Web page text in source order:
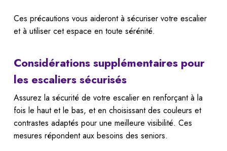
Ces précautions vous aideront à sécuriser votre escalier
et à utiliser cet espace en toute sérénité.
Considérations supplémentaires pour
les escaliers sécurisés
Assurez la sécurité de votre escalier en renforçant à la
fois le haut et le bas, et en choisissant des couleurs et
contrastes adaptés pour une meilleure visibilité. Ces
mesures répondent aux besoins des seniors.